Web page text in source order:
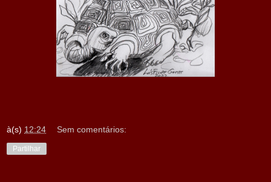
à(s) 12:24 Sem comentários:
Partilhar